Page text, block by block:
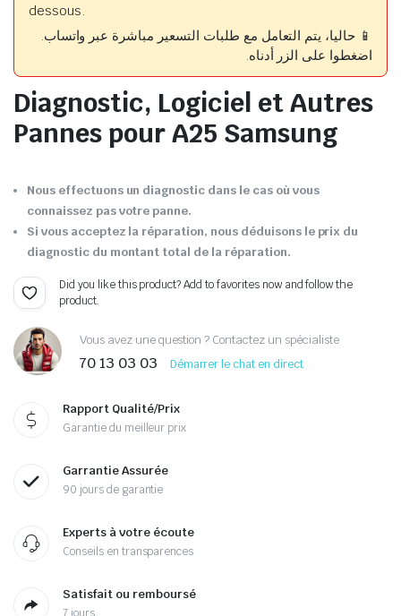
dessous.
📱 حاليا، يتم التعامل مع طلبات التسعير مباشرة عبر واتساب.
اضغطوا على الزر أدناه.
Diagnostic, Logiciel et Autres
Pannes pour A25 Samsung
Nous effectuons un diagnostic dans le cas où vous
connaissez pas votre panne.
Si vous acceptez la réparation, nous déduisons le prix du
diagnostic du montant total de la réparation.
Did you like this product? Add to favorites now and follow the
product.
Vous avez une question ? Contactez un spécialiste
70 13 03 03 Démarrer le chat en direct
Rapport Qualité/Prix
Garantie du meilleur prix
Garrantie Assurée
90 jours de garantie
Experts à votre écoute
Conseils en transparences
Satisfait ou remboursé